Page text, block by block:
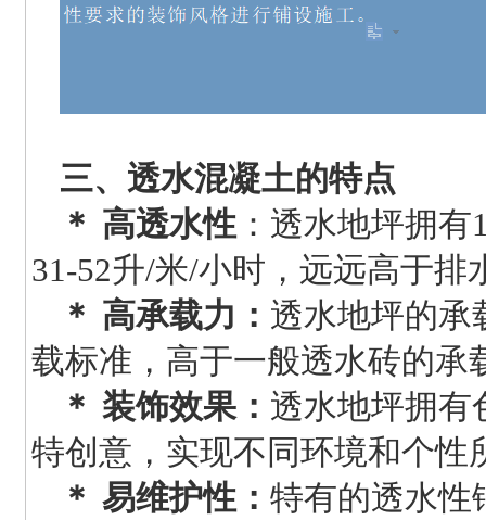
三、透水混凝土的特点
＊ 高透水性：透水地坪拥有
31-52升/米/小时，远远高于排
＊ 高承载力： 透水地坪的承
载标准，高于一般透水砖的
＊ 装饰效果： 透水地坪拥有
特创意，实现不同环境和个
＊ 易维护性： 特有的透水性